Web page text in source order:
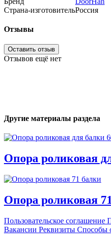
Страна-изготовительРоссия
Отзывы
Оставить отзыв
Отзывов ещё нет
Другие материалы раздела
Опора роликовая
Опора роликовая
Пользовательское соглашение
Вакансии Реквизиты Способы